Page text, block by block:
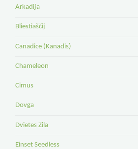
Arkadija
Bliestiaščij
Canadice (Kanadis)
Chameleon
Cimus
Dovga
Dvietes Zila
Einset Seedless